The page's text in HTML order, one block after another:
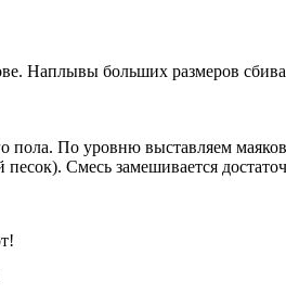
Наплывы больших размеров
По уровню выставляем
Смесь замешивается